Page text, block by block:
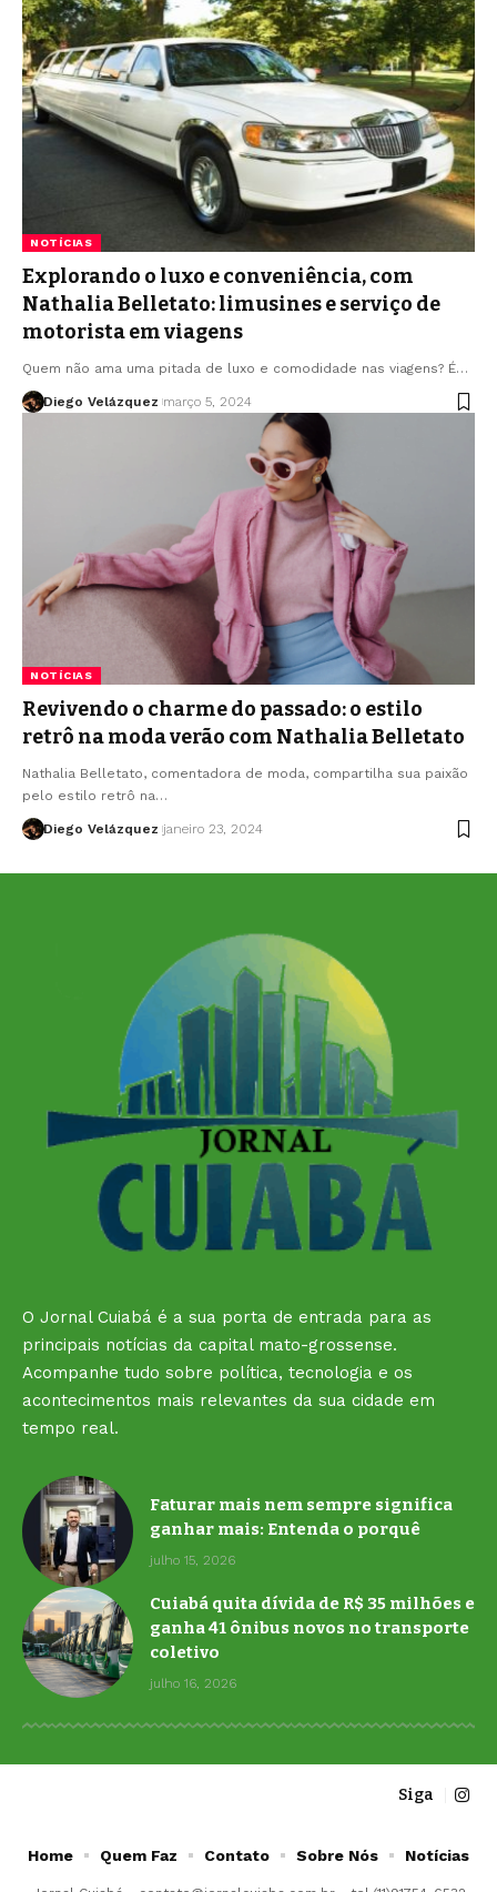
NOTÍCIAS
Explorando o luxo e conveniência, com
Nathalia Belletato: limusines e serviço de
motorista em viagens
Quem não ama uma pitada de luxo e comodidade nas viagens? É…
Diego Velázquez março 5, 2024
NOTÍCIAS
Revivendo o charme do passado: o estilo
retrô na moda verão com Nathalia Belletato
Nathalia Belletato, comentadora de moda, compartilha sua paixão
pelo estilo retrô na…
Diego Velázquez janeiro 23, 2024
O Jornal Cuiabá é a sua porta de entrada para as
principais notícias da capital mato-grossense.
Acompanhe tudo sobre política, tecnologia e os
acontecimentos mais relevantes da sua cidade em
tempo real.
Faturar mais nem sempre significa
ganhar mais: Entenda o porquê
julho 15, 2026
Cuiabá quita dívida de R$ 35 milhões e
ganha 41 ônibus novos no transporte
coletivo
julho 16, 2026
Siga
Home Quem Faz Contato Sobre Nós Notícias